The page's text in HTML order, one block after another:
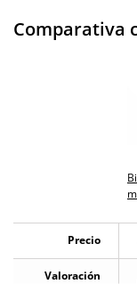
Comparativa
Precio
Valoración